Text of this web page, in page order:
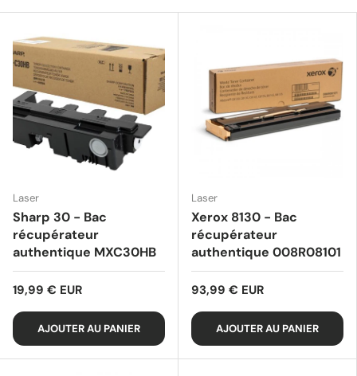
Laser
Sharp 30 - Bac
récupérateur
authentique MXC30HB
19,99 € EUR
AJOUTER AU PANIER
Laser
Xerox 8130 - Bac
récupérateur
authentique 008R08101
93,99 € EUR
AJOUTER AU PANIER